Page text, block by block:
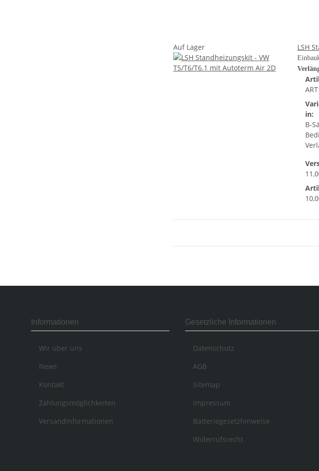
Auf Lager LSH
in:
B-
Informationen
Wir über uns
News
Kontakt
Zahlungsmöglichkeiten
Versandinformationen
Gesetzliche Informationen
Datenschutz
AGB
Sitemap
Impressum
Batteriegesetzhinweise
Widerrufsrecht